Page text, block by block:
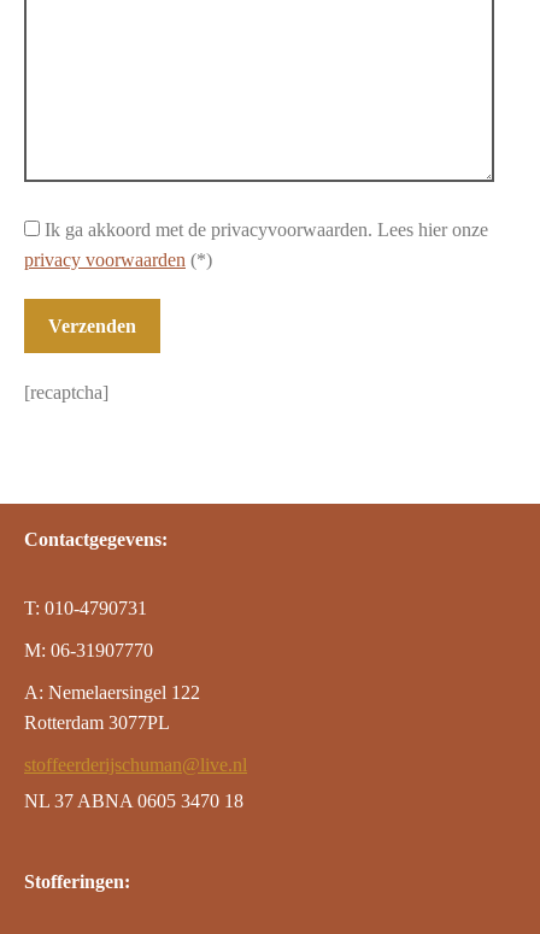
Ik ga akkoord met de privacyvoorwaarden. Lees hier onze
privacy voorwaarden (*)
[recaptcha]
Contactgegevens:
T: 010-4790731
M: 06-31907770
A: Nemelaersingel 122
Rotterdam 3077PL
stoffeerderijschuman@live.nl
NL 37 ABNA 0605 3470 18
Stofferingen: